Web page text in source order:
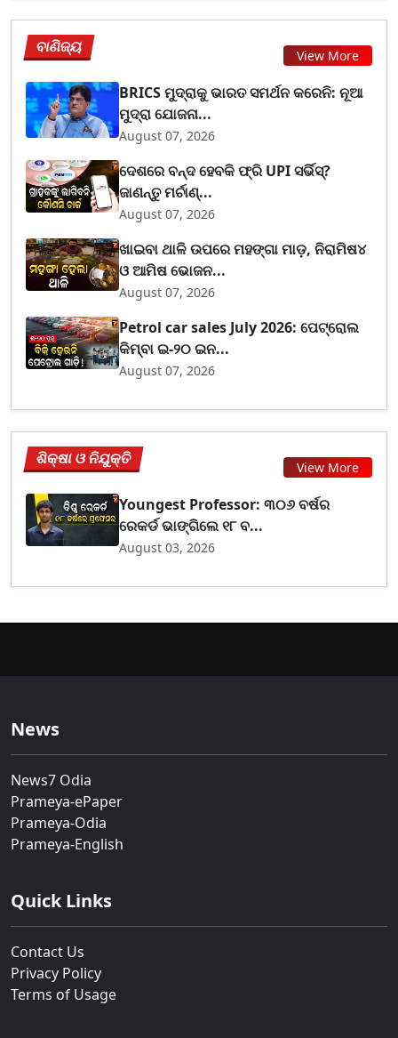
ବାଣିଜ୍ୟ View More
BRICS ମୁଦ୍ରାକୁ ଭାରତ ସମର୍ଥନ କରେନି: ନୂଆ
ମୁଦ୍ରା ଯୋଜନା...
August 07, 2026
ଦେଶରେ ବନ୍ଦ ହେବକି ଫ୍ରି UPI ସର୍ଭିସ୍?
ଜାଣନ୍ତୁ ମର୍ଚାଣ୍...
August 07, 2026
ଖାଇବା ଥାଳି ଉପରେ ମହଙ୍ଗା ମାଡ଼, ନିରାମିଷ୪
ଓ ଆମିଷ ଭୋଜନ...
August 07, 2026
Petrol car sales July 2026: ପେଟ୍ରୋଲ
କିମ୍ବା ଇ-୨୦ ଇନ...
August 07, 2026
ଶିକ୍ଷା ଓ ନିଯୁକ୍ତି View More
Youngest Professor: ୩୦୬ ବର୍ଷର
ରେକର୍ଡ ଭାଙ୍ଗିଲେ ୧୮ ବ...
August 03, 2026
News
News7 Odia
Prameya-ePaper
Prameya-Odia
Prameya-English
Quick Links
Contact Us
Privacy Policy
Terms of Usage